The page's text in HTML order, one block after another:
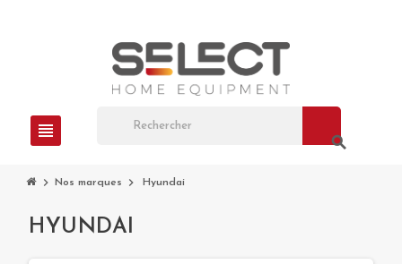
view_headline
search
chevron_right Nos marques chevron_right Hyundai
HYUNDAI